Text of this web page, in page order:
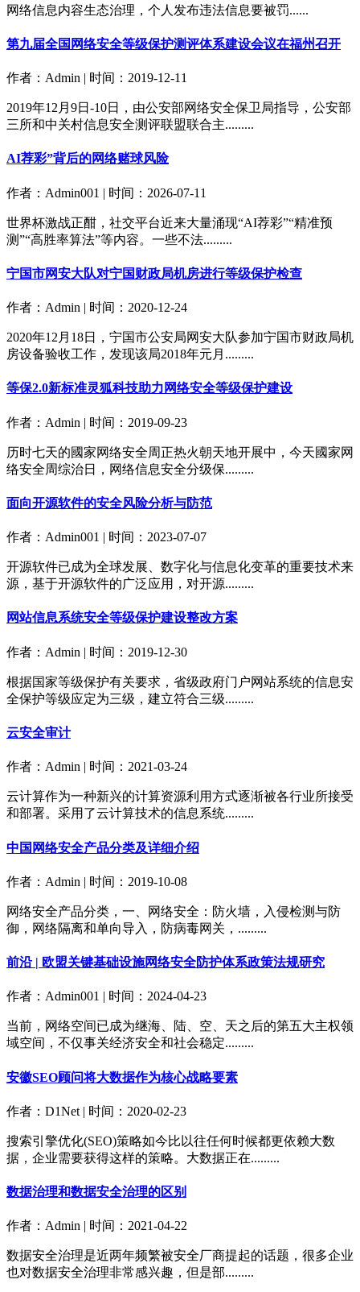
网络信息内容生态治理，个人发布违法信息要被罚......
第九届全国网络安全等级保护测评体系建设会议在福州召开
作者：Admin | 时间：2019-12-11
2019年12月9日-10日，由公安部网络安全保卫局指导，公安部
三所和中关村信息安全测评联盟联合主.........
AI荐彩”背后的网络赌球风险
作者：Admin001 | 时间：2026-07-11
世界杯激战正酣，社交平台近来大量涌现“AI荐彩”“精准预
测”“高胜率算法”等内容。一些不法.........
宁国市网安大队对宁国财政局机房进行等级保护检查
作者：Admin | 时间：2020-12-24
2020年12月18日，宁国市公安局网安大队参加宁国市财政局机
房设备验收工作，发现该局2018年元月.........
等保2.0新标准灵狐科技助力网络安全等级保护建设
作者：Admin | 时间：2019-09-23
历时七天的國家网络安全周正热火朝天地开展中，今天國家网
络安全周综治日，网络信息安全分级保.........
面向开源软件的安全风险分析与防范
作者：Admin001 | 时间：2023-07-07
开源软件已成为全球发展、数字化与信息化变革的重要技术来
源，基于开源软件的广泛应用，对开源.........
网站信息系统安全等级保护建设整改方案
作者：Admin | 时间：2019-12-30
根据国家等级保护有关要求，省级政府门户网站系统的信息安
全保护等级应定为三级，建立符合三级.........
云安全审计
作者：Admin | 时间：2021-03-24
云计算作为一种新兴的计算资源利用方式逐渐被各行业所接受
和部署。采用了云计算技术的信息系统.........
中国网络安全产品分类及详细介绍
作者：Admin | 时间：2019-10-08
网络安全产品分类，一、网络安全：防火墙，入侵检测与防
御，网络隔离和单向导入，防病毒网关，.........
前沿 | 欧盟关键基础设施网络安全防护体系政策法规研究
作者：Admin001 | 时间：2024-04-23
当前，网络空间已成为继海、陆、空、天之后的第五大主权领
域空间，不仅事关经济安全和社会稳定.........
安徽SEO顾问将大数据作为核心战略要素
作者：D1Net | 时间：2020-02-23
搜索引擎优化(SEO)策略如今比以往任何时候都更依赖大数
据，企业需要获得这样的策略。大数据正在.........
数据治理和数据安全治理的区别
作者：Admin | 时间：2021-04-22
数据安全治理是近两年频繁被安全厂商提起的话题，很多企业
也对数据安全治理非常感兴趣，但是部.........